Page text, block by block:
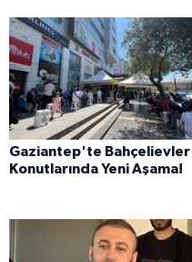
Gaziantep'te Bahçelievler
Konutlarında Yeni Aşama!